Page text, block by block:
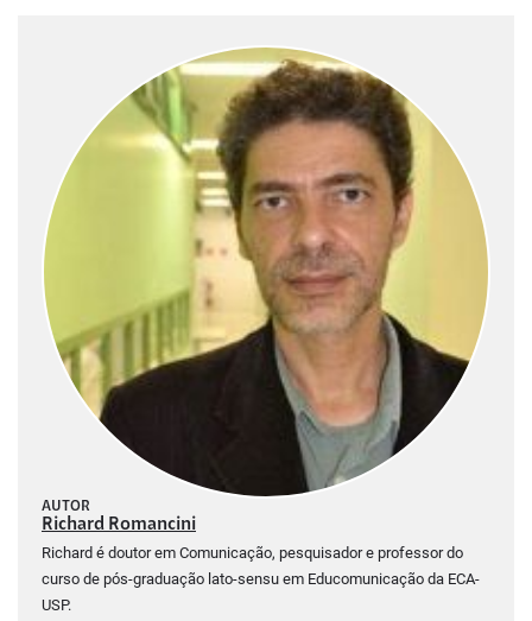
AUTOR
Richard Romancini
Richard é doutor em Comunicação, pesquisador e professor do
curso de pós-graduação lato-sensu em Educomunicação da ECA-
USP.